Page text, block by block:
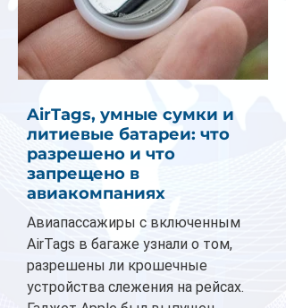
AirTags, умные сумки и
литиевые батареи: что
разрешено и что
запрещено в
авиакомпаниях
Авиапассажиры с включенным
AirTags в багаже узнали о том,
разрешены ли крошечные
устройства слежения на рейсах.